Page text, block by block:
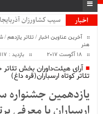
اخبار
سیب کشاورزان
آخرین عناوین اخبار /تئاتر یازدهم/
هنر
بازدید : 2117
آرای هیئت‌داوران بخش تئاتر
تئاتر کوتاه ارسباران(قره داغ)
یازدهمین جشنواره
ارسباران با معرفی